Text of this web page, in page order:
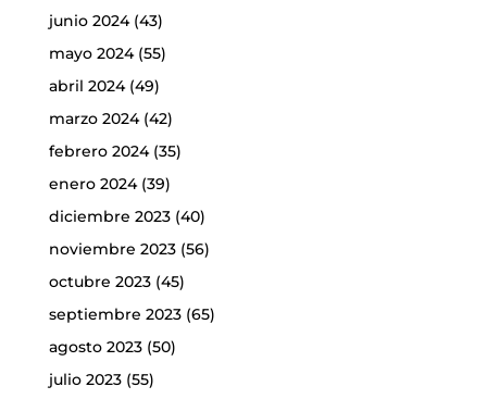
junio 2024(43)
mayo 2024(55)
abril 2024(49)
marzo 2024(42)
febrero 2024(35)
enero 2024(39)
diciembre 2023(40)
noviembre 2023(56)
octubre 2023(45)
septiembre 2023(65)
agosto 2023(50)
julio 2023(55)